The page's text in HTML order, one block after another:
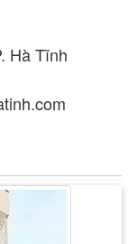
Hà Tĩnh